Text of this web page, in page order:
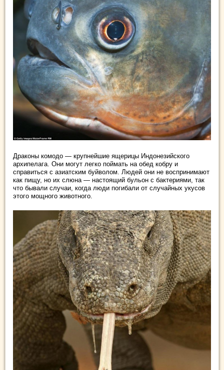
Драконы комодо — крупнейшие ящерицы Индонезийского
архипелага. Они могут легко поймать на обед кобру и
справиться с азиатским буйволом. Людей они не воспринимают
как пищу, но их слюна — настоящий бульон с бактериями, так
что бывали случаи, когда люди погибали от случайных укусов
этого мощного животного.